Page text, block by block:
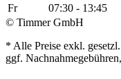
Fr
07:30 - 13:45
© Timmer GmbH
* Alle Preise exkl.
ggf.